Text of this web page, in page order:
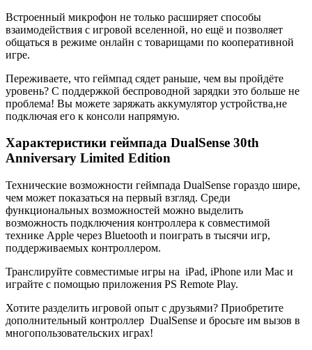
Встроенный микрофон не только расширяет способы
взаимодействия с игровой вселенной, но ещё и позволяет
общаться в режиме онлайн с товарищами по кооперативной
игре.
Переживаете, что геймпад сядет раньше, чем вы пройдёте
уровень? С поддержкой беспроводной зарядки это больше не
проблема! Вы можете заряжать аккумулятор устройства,не
подключая его к консоли напрямую.
Характеристики геймпада DualSense 30th
Anniversary Limited Edition
Технические возможности геймпада DualSense гораздо шире,
чем может показаться на первый взгляд. Среди
функциональных возможностей можно выделить
возможность подключения контроллера к совместимой
технике Apple через Bluetooth и поиграть в тысячи игр,
поддерживаемых контроллером.
Транслируйте совместимые игры на iPad, iPhone или Mac и
играйте с помощью приложения PS Remote Play.
Хотите разделить игровой опыт с друзьями? Приобретите
дополнительный контроллер DualSense и бросьте им вызов в
многопользовательских играх!